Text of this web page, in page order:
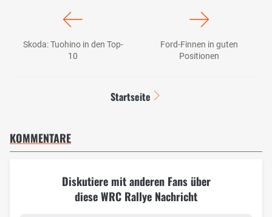
Skoda: Tuohino in den Top-
10
Ford-Finnen in guten
Positionen
Startseite
KOMMENTARE
Diskutiere mit anderen Fans über
diese WRC Rallye Nachricht